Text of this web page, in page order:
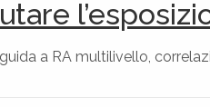
a RA multilivello,